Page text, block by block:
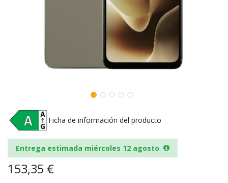
Ficha de información del producto
Entrega estimada miércoles 12 agosto
153,35 €